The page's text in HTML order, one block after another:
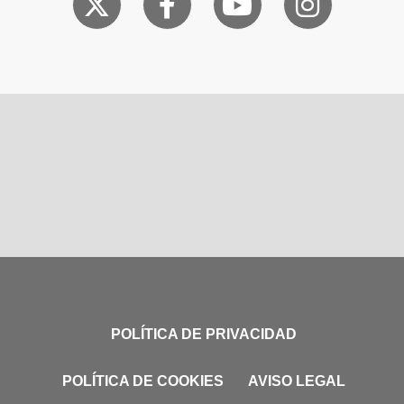
POLÍTICA DE PRIVACIDAD
POLÍTICA DE COOKIES AVISO LEGAL